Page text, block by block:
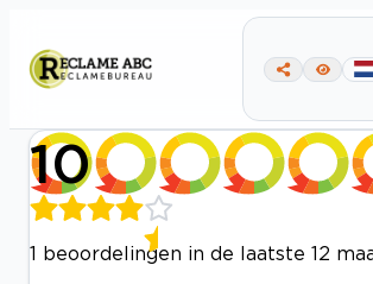
10
1 beoordelingen in de laatste 12